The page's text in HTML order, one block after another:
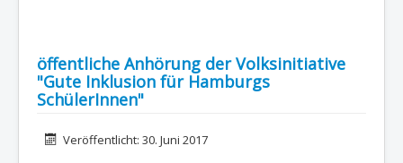
öffentliche Anhörung der Volksinitiative
"Gute Inklusion für Hamburgs
SchülerInnen"
DetailsVeröffentlicht: 30. Juni 2017